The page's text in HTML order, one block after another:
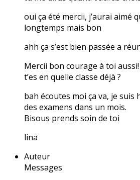
oui ça été mercii, j’aurai aimé
longtemps mais bon
ahh ça s’est bien passée a
Mercii bon courage à toi aussi!
t’es en quelle classe déjà ?
bah écoutes moi ça va, je suis
des examens dans un mois.
Bisous prends soin de toi
lina
Auteur
Messages